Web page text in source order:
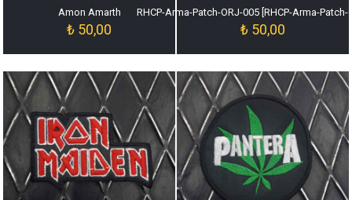
Amon Amarth
₺ 50,00
RHCP-Arma-Patch-ORJ-005 [RHCP-Arma-Patch-
₺ 50,00